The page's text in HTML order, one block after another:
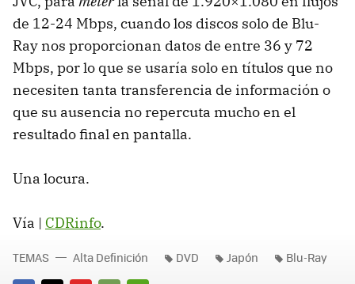
de 12-24 Mbps, cuando los discos solo de Blu-
Ray nos proporcionan datos de entre 36 y 72
Mbps, por lo que se usaría solo en títulos que no
necesiten tanta transferencia de información o
que su ausencia no repercuta mucho en el
resultado final en pantalla.
Una locura.
Vía | CDRinfo.
TEMAS Alta Definición DVD Japón Blu-Ray